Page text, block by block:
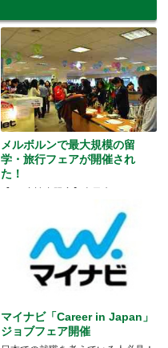
メルボルンで最大規模の留
学・旅行フェアが開催され
た！
【GO豪読者限定】当日来れなかっ
マイナビ「Career in Japan」
ジョブフェア開催